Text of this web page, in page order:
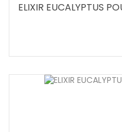
ELIXIR EUCALYPTUS